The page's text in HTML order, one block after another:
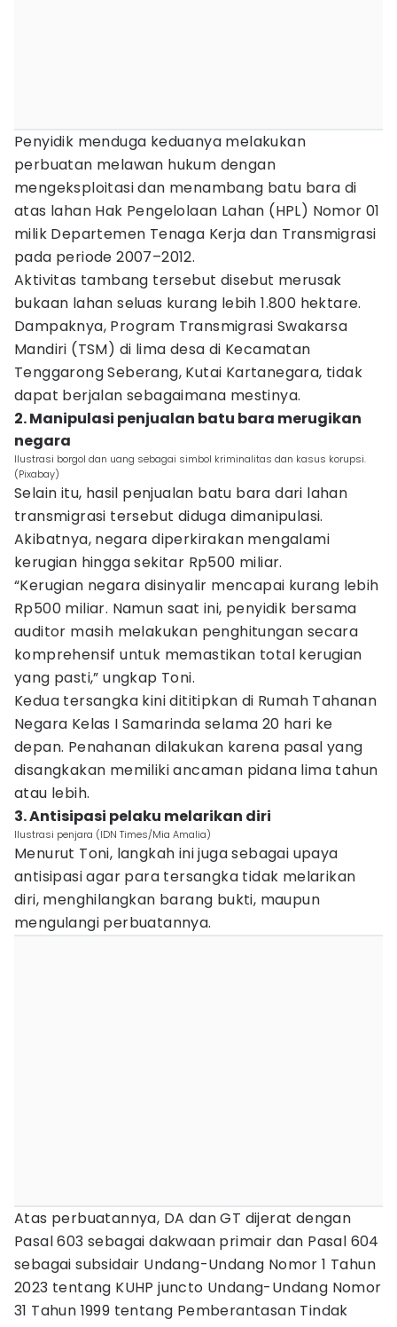
Penyidik menduga keduanya melakukan
perbuatan melawan hukum dengan
mengeksploitasi dan menambang batu bara di
atas lahan Hak Pengelolaan Lahan (HPL) Nomor 01
milik Departemen Tenaga Kerja dan Transmigrasi
pada periode 2007–2012.
Aktivitas tambang tersebut disebut merusak
bukaan lahan seluas kurang lebih 1.800 hektare.
Dampaknya, Program Transmigrasi Swakarsa
Mandiri (TSM) di lima desa di Kecamatan
Tenggarong Seberang, Kutai Kartanegara, tidak
dapat berjalan sebagaimana mestinya.
2. Manipulasi penjualan batu bara merugikan
negara
Ilustrasi borgol dan uang sebagai simbol kriminalitas dan kasus korupsi.
(Pixabay)
Selain itu, hasil penjualan batu bara dari lahan
transmigrasi tersebut diduga dimanipulasi.
Akibatnya, negara diperkirakan mengalami
kerugian hingga sekitar Rp500 miliar.
“Kerugian negara disinyalir mencapai kurang lebih
Rp500 miliar. Namun saat ini, penyidik bersama
auditor masih melakukan penghitungan secara
komprehensif untuk memastikan total kerugian
yang pasti,” ungkap Toni.
Kedua tersangka kini dititipkan di Rumah Tahanan
Negara Kelas I Samarinda selama 20 hari ke
depan. Penahanan dilakukan karena pasal yang
disangkakan memiliki ancaman pidana lima tahun
atau lebih.
3. Antisipasi pelaku melarikan diri
Ilustrasi penjara (IDN Times/Mia Amalia)
Menurut Toni, langkah ini juga sebagai upaya
antisipasi agar para tersangka tidak melarikan
diri, menghilangkan barang bukti, maupun
mengulangi perbuatannya.
Atas perbuatannya, DA dan GT dijerat dengan
Pasal 603 sebagai dakwaan primair dan Pasal 604
sebagai subsidair Undang-Undang Nomor 1 Tahun
2023 tentang KUHP juncto Undang-Undang Nomor
31 Tahun 1999 tentang Pemberantasan Tindak